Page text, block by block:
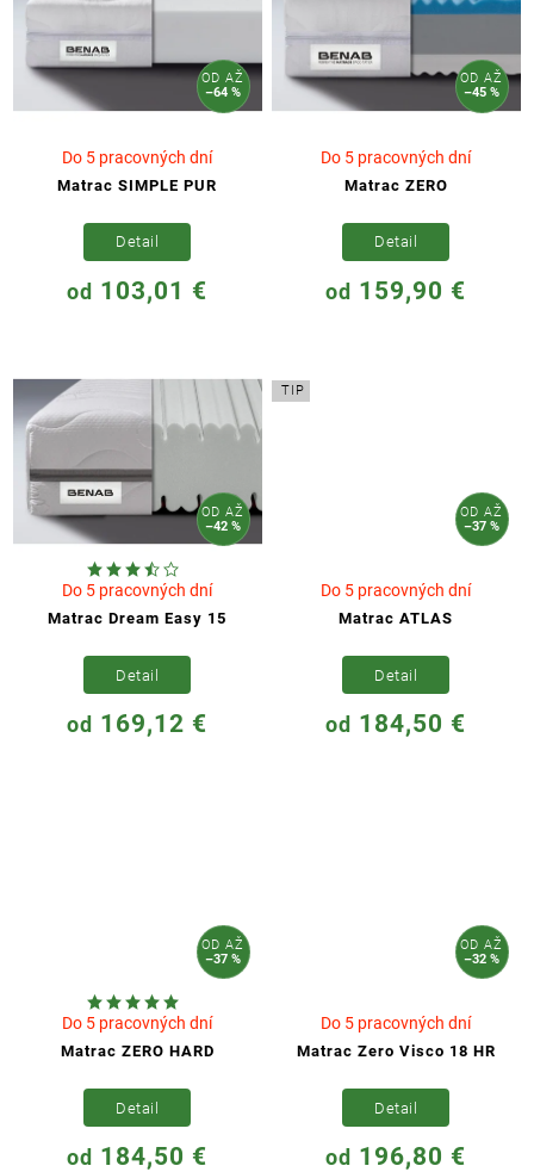
ODAŽ
–64 %
Matrac SIMPLE PUR
Do 5 pracovných dní
od 103,01 €
Detail
ODAŽ
–45 %
Matrac ZERO
Do 5 pracovných dní
od 159,90 €
Detail
ODAŽ
–42 %
Matrac Dream Easy 15
Do 5 pracovných dní
od 169,12 €
Detail
TIP
ODAŽ
–37 %
Matrac ATLAS
Do 5 pracovných dní
od 184,50 €
Detail
ODAŽ
–37 %
Matrac ZERO HARD
Do 5 pracovných dní
od 184,50 €
Detail
ODAŽ
–32 %
Matrac Zero Visco 18 HR
Do 5 pracovných dní
od 196,80 €
Detail